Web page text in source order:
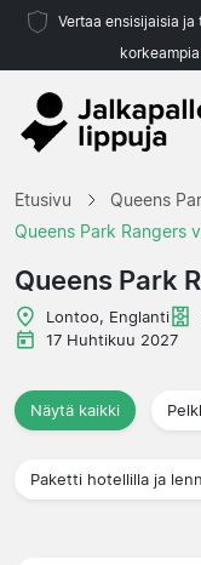
Vertaa ensisijaisia
Etusivu
Queens
Queens Park Rangers
Queens Park
Lontoo, Englanti
17 Huhtikuu 2027
Näytä kaikki
Paketti hotellilla ja